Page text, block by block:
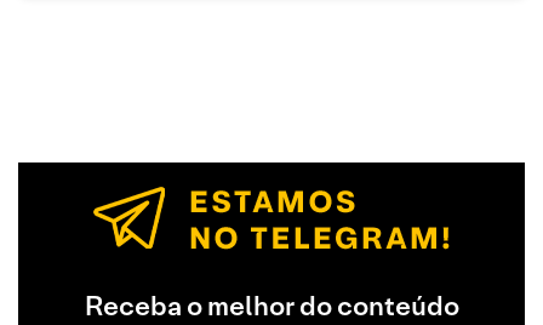
Receba o melhor do conteúdo